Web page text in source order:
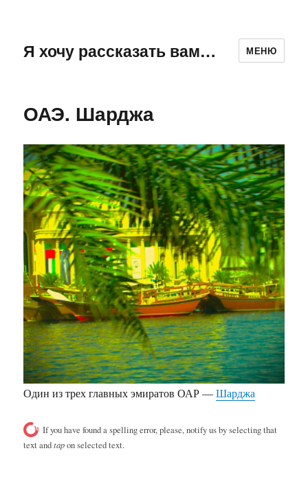
Я хочу рассказать вам… МЕНЮ
ОАЭ. Шарджа
Один из трех главных эмиратов ОАР —Шарджа
If you have found a spelling error, please, notify us by selecting that
text andtapon selected text.